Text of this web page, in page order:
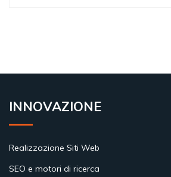
INNOVAZIONE
Realizzazione Siti Web
SEO e motori di ricerca